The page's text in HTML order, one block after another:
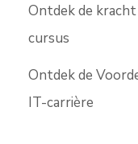
Ontdek de
cursus
Ontdek de
IT-carrière